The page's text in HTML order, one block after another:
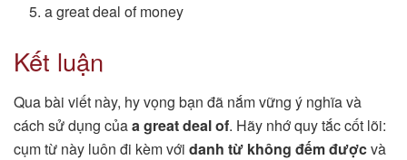
a great deal of money
Kết luận
Qua bài viết này, hy vọng bạn đã nắm vững ý nghĩa và
cách sử dụng củaa great deal of. Hãy nhớ quy tắc cốt lõi:
cụm từ này luôn đi kèm với danh từ không đếm đượcvà